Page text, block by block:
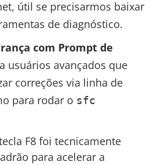
útil se precisarmos baixar
de diagnóstico.
com Prompt de
usuários avançados que
correções via linha de
para rodar o sfc
F8 foi tecnicamente
para acelerar a